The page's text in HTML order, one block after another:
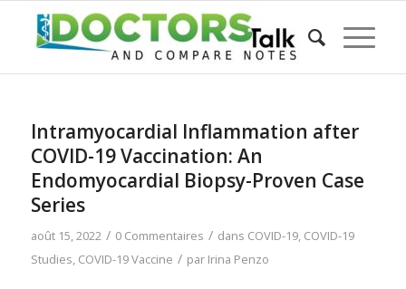
Intramyocardial Inflammation after
COVID-19 Vaccination: An
Endomyocardial Biopsy-Proven Case
Series
août 15, 2022 / 0 Commentaires / dans COVID-19, COVID-19
Studies, COVID-19 Vaccine / par Irina Penzo